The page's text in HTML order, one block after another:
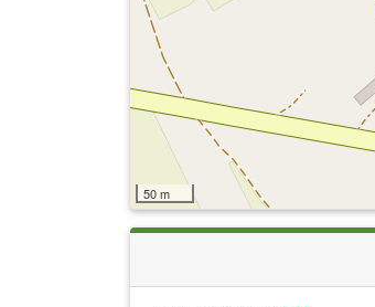
50 m